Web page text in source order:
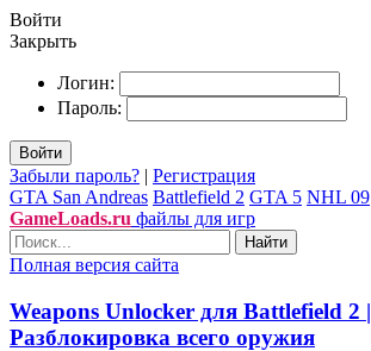
Войти
Закрыть
Логин:
Пароль:
Войти
Забыли пароль? | Регистрация
GTA San Andreas Battlefield 2 GTA 5 NHL 09
GameLoads.ru файлы для игр
Найти
Полная версия сайта
Weapons Unlocker для Battlefield 2 |
Разблокировка всего оружия